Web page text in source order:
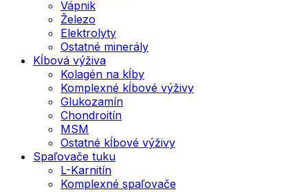
Vápnik
Železo
Elektrolyty
Ostatné minerály
Kĺbová výživa
Kolagén na kĺby
Komplexné kĺbové výživy
Glukozamín
Chondroitín
MSM
Ostatné kĺbové výživy
Spaľovače tuku
L-Karnitín
Komplexné spaľovače